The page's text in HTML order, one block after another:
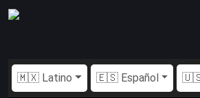
🇲🇽 Latino 🇪🇸 Español 🇺🇸